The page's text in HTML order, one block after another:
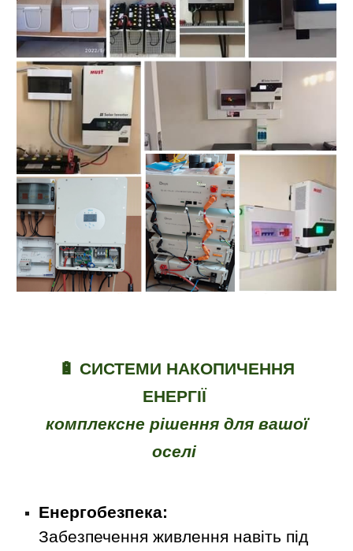
🔋 СИСТЕМИ НАКОПИЧЕННЯ
ЕНЕРГІЇ
комплексне рішення для вашої
оселі
Енергобезпека:
Забезпечення живлення навіть під